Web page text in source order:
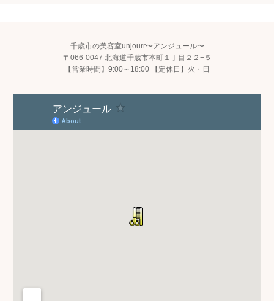
千歳市の美容室unjourr〜アンジュール〜
〒066-0047 北海道千歳市本町１丁目２２−５
【営業時間】9:00～18:00 【定休日】火・日